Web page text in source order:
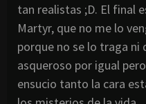
tan realistas ;D. El final
Martyr, que no me lo
porque no se lo traga ni
asqueroso por igual
ensucio tanto la cara